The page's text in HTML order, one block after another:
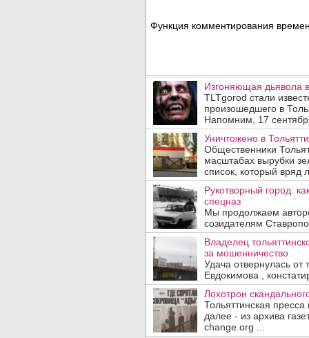
Функция комментирования
Изгоняющая дьявола
TLTgorod стали
произошедшего в
Напомним, 17
Уничтожено в Тольятти
Общественники
масштабах вырубки
список, который вряд
Рукотворный город:
спецназ
Мы продолжаем
созидателям
Владелец
за мошенничество
Удача отвернулась от
Евдокимова ,
Лохотрон
Тольяттинская
далее - из архива
change.org ...